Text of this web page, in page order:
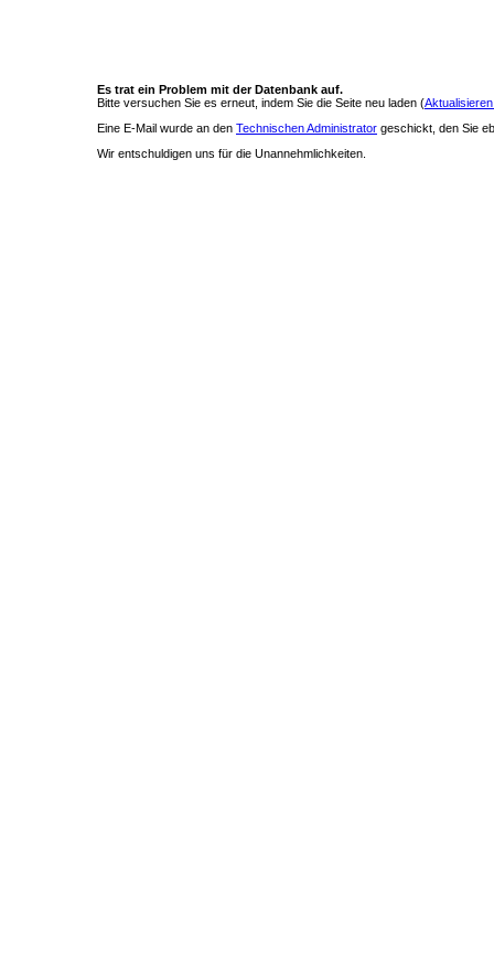
Es trat ein Problem mit der Datenbank auf.
Bitte versuchen Sie es erneut, indem Sie die Seite neu laden (
Eine E-Mail wurde an den Technischen Administrator geschickt, den Sie
Wir entschuldigen uns für die Unannehmlichkeiten.